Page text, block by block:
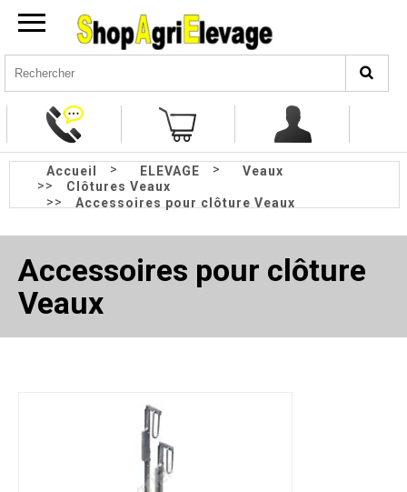
Accueil > ELEVAGE >
Veaux
>>
Clôtures Veaux
>>
Accessoires pour clôture Veaux
Accessoires pour clôture
Veaux